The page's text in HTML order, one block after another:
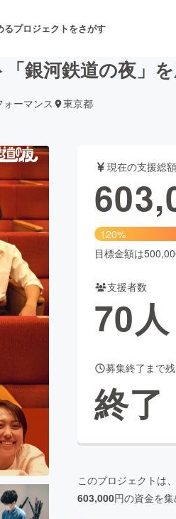
るプロジェクトをさがす
舞台・パフォーマンス
フード・飲食店
ビューティー・ヘルスケア
ya コミュニティ
銀河鉄道の夜」
ーマンス 東京都
現在の支援総額
120%
目標金額は
支援者数
70人
募集終了まで残
終了
このプロジェクトは、
603,000円の資金を集